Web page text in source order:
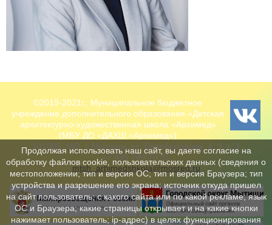
©2019-2021г., Муниципальное бюджетное
учреждение дополнительного образования «Детская
архитектурно-художественная школа «Архимед»
(МБУ ДО «ДАХШ «Архимед»)
141006, МО, г. Мытищи, ул. Белобородова, д. 9, к. 1
+7 495 780 70 31
mtsh_arhimedshkola@mosreg.ru
Продолжая использовать наш сайт, вы даете согласие на
обработку файлов cookie, пользовательских данных (сведения о
местоположении; тип и версия ОС; тип и версия Браузера; тип
устройства и разрешение его экрана; источник откуда пришел
на сайт пользователь; с какого сайта или по какой рекламе; язык
ОС и Браузера; какие страницы открывает и на какие кнопки
нажимает пользователь; ip-адрес) в целях функционирования